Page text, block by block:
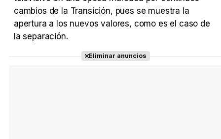
cambios de la Transición, pues se muestra la
apertura a los nuevos valores, como es el caso de
la separación.
Eliminar anuncios